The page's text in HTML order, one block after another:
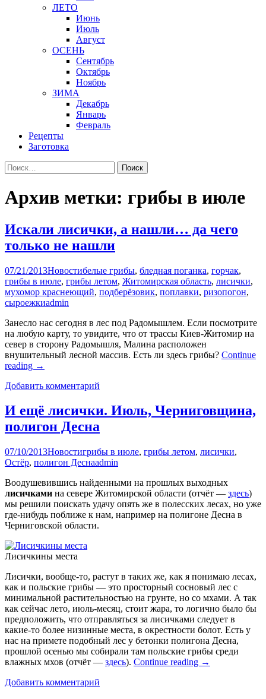
ЛЕТО
Июнь
Июль
Август
ОСЕНЬ
Сентябрь
Октябрь
Ноябрь
ЗИМА
Декабрь
Январь
Февраль
Рецепты
Заготовка
Найти:
Архив метки: грибы в июле
Искали лисички, а нашли… да чего
только не нашли
07/21/2013Новостибелые грибы, бледная поганка, горчак,
грибы в июле, грибы летом, Житомирская область, лисички,
мухомор краснеющий, подберёзовик, поплавки, ризопогон,
сыроежкиadmin
Занесло нас сегодня в лес под Радомышлем. Если посмотрите
на любую карту, то увидите, что от трассы Киев-Житомир на
север в сторону Радомышля, Малина расположен
внушительный лесной массив. Есть ли здесь грибы? Continue
reading →
Добавить комментарий
И ещё лисички. Июль, Черниговщина,
полигон Десна
07/10/2013Новостигрибы в июле, грибы летом, лисички,
Остёр, полигон Деснаadmin
Воодушевившись найденными на прошлых выходных
лисичками на севере Житомирской области (отчёт — здесь)
мы решили поискать удачу опять же в полесских лесах, но уже
где-нибудь поближе к нам, например на полигоне Десна в
Черниговской области.
Лисичкины места
Лисички, вообще-то, растут в таких же, как я понимаю лесах,
как и польские грибы — это просторный сосновый лес с
минимальной растительностью на грунте, но со мхами. А так
как сейчас лето, июль-месяц, стоит жара, то логично было бы
предположить, что отправляться за лисичками следует в
какие-то более низинные места, в окрестности болот. Есть у
нас на примете подобный лес у бетонки полигона Десна,
прошлой осенью мы собирали там польские грибы среди
влажных мхов (отчёт — здесь). Continue reading →
Добавить комментарий